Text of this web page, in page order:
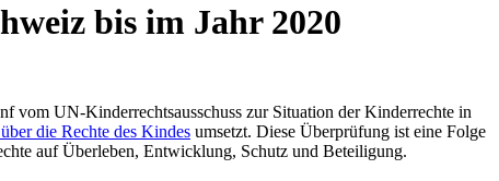
bis im Jahr 2020
vom UN-Kinderrechtsausschuss zur Situation der Kinderrechte in
die Rechte des Kindes umsetzt. Diese Überprüfung ist eine Folge
auf Überleben, Entwicklung, Schutz und Beteiligung.